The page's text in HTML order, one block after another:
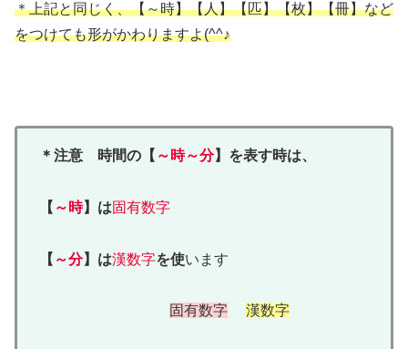
＊上記と同じく、【～時】【人】【匹】【枚】【冊】など
をつけても形がかわりますよ(^^♪
＊注意 時間の【 ～時～分】を表す時は、
【 ～時】は固有数字
【 ～分】は漢数字を使います
固有数字 漢数字